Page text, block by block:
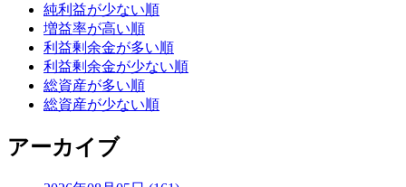
純利益が少ない順
増益率が高い順
利益剰余金が多い順
利益剰余金が少ない順
総資産が多い順
総資産が少ない順
アーカイブ